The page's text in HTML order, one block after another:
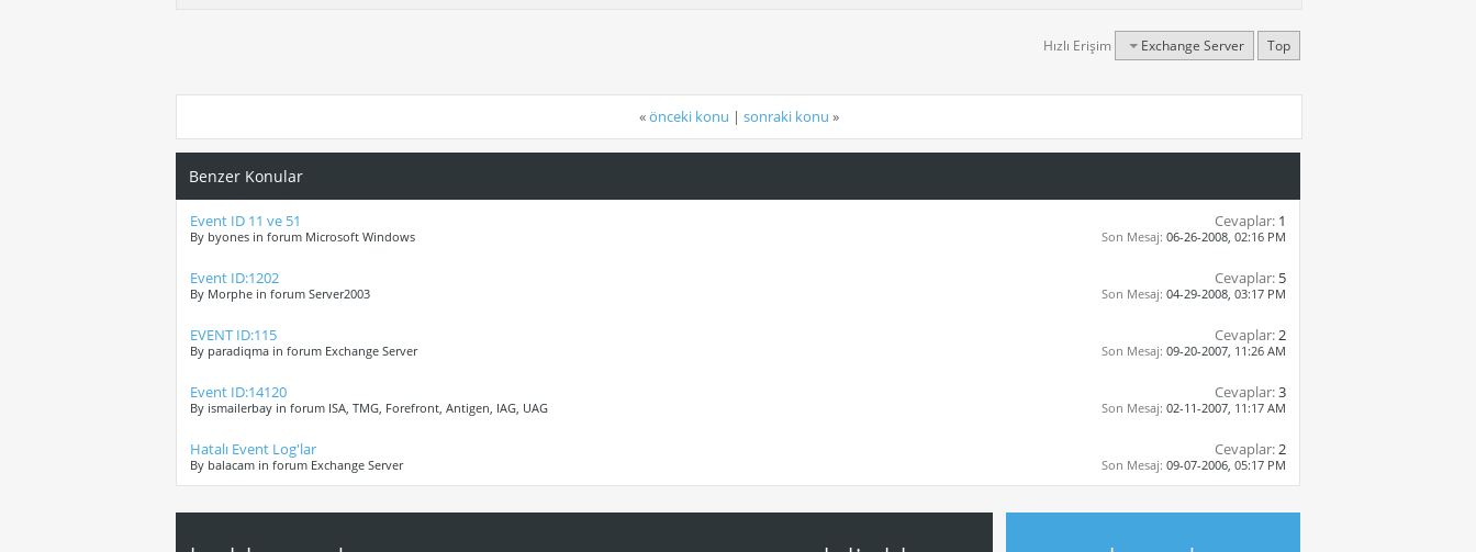
Hızlı Erişim Exchange Server Top
«önceki konu | sonraki konu »
Benzer Konular
Event ID 11 ve 51
By byones in forum Microsoft Windows
Cevaplar: 1
Son Mesaj: 06-26-2008, 02:16 PM
Event ID:1202
By Morphe in forum Server2003
Cevaplar: 5
Son Mesaj: 04-29-2008, 03:17 PM
EVENT ID:115
By paradiqma in forum Exchange Server
Cevaplar:2
Son Mesaj: 09-20-2007, 11:26 AM
Event ID:14120
By ismailerbay in forum ISA, TMG, Forefront, Antigen, IAG, UAG
Cevaplar:3
Son Mesaj: 02-11-2007, 11:17 AM
Hatalı Event Log'lar
By balacam in forum Exchange Server
Cevaplar:2
Son Mesaj: 09-07-2006, 05:17 PM